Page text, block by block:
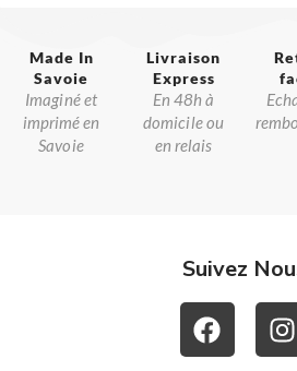
Made In
Savoie​
Imaginé et
imprimé en
Savoie
Livraison
Express
En 48h à
domicile ou
en relais
Suivez